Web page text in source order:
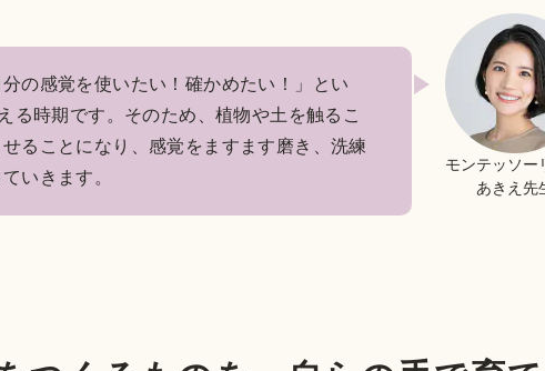
モンテッソー
あきえ先
の感覚を使いたい！確かめたい！」とい
る時期です。そのため、植物や土を触るこ
ることになり、感覚をますます磨き、洗練
いきます。